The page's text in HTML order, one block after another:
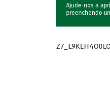
Ajude-nos a
preenchendo